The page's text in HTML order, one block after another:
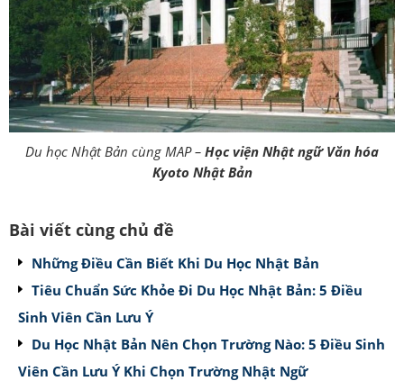
Du học Nhật Bản cùng MAP – Học viện Nhật ngữ Văn hóa
Kyoto Nhật Bản
Bài viết cùng chủ đề
Những Điều Cần Biết Khi Du Học Nhật Bản
Tiêu Chuẩn Sức Khỏe Đi Du Học Nhật Bản: 5 Điều
Sinh Viên Cần Lưu Ý
Du Học Nhật Bản Nên Chọn Trường Nào: 5 Điều Sinh
Viên Cần Lưu Ý Khi Chọn Trường Nhật Ngữ